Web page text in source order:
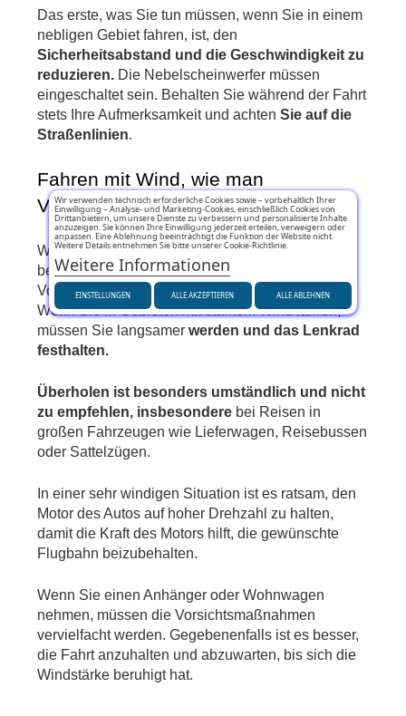
Das erste, was Sie tun müssen, wenn Sie in einem
nebligen Gebiet fahren, ist, den
Sicherheitsabstand und die Geschwindigkeit zu
reduzieren. Die Nebelscheinwerfer müssen
eingeschaltet sein. Behalten Sie während der Fahrt
stets Ihre Aufmerksamkeit und achten Sie auf die
Straßenlinien.
Fahren mit Wind, wie man
Vorsichtsmaßnahmen trifft
Wind ist eine Bedingung, der nicht viel Bedeutung
beigemessen wird, aber einige
Vorsichtsmaßnahmen sollten getroffen werden.
Wenn Sie in Gebieten mit starkem Wind fahren,
müssen Sie langsamer werden und das Lenkrad
festhalten.
Überholen ist besonders umständlich und nicht
zu empfehlen, insbesondere bei Reisen in
großen Fahrzeugen wie Lieferwagen, Reisebussen
oder Sattelzügen.
In einer sehr windigen Situation ist es ratsam, den
Motor des Autos auf hoher Drehzahl zu halten,
damit die Kraft des Motors hilft, die gewünschte
Flugbahn beizubehalten.
Wenn Sie einen Anhänger oder Wohnwagen
nehmen, müssen die Vorsichtsmaßnahmen
vervielfacht werden. Gegebenenfalls ist es besser,
die Fahrt anzuhalten und abzuwarten, bis sich die
Windstärke beruhigt hat.
Wir verwenden technisch erforderliche Cookies sowie – vorbehaltlich Ihrer
Einwilligung – Analyse- und Marketing-Cookies, einschließlich Cookies von
Drittanbietern, um unsere Dienste zu verbessern und personalisierte Inhalte
anzuzeigen. Sie können Ihre Einwilligung jederzeit erteilen, verweigern oder
anpassen. Eine Ablehnung beeinträchtigt die Funktion der Website nicht.
Weitere Details entnehmen Sie bitte unserer Cookie-Richtlinie.
Weitere Informationen
EINSTELLUNGEN ALLE ABLEHNEN
ALLE AKZEPTIEREN